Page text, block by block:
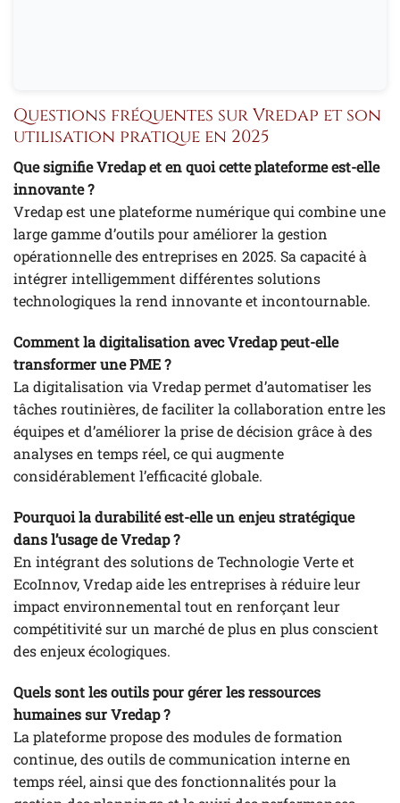
Questions fréquentes sur Vredap et son
utilisation pratique en 2025
Que signifie Vredap et en quoi cette plateforme est-elle
innovante ?
Vredap est une plateforme numérique qui combine une
large gamme d’outils pour améliorer la gestion
opérationnelle des entreprises en 2025. Sa capacité à
intégrer intelligemment différentes solutions
technologiques la rend innovante et incontournable.
Comment la digitalisation avec Vredap peut-elle
transformer une PME ?
La digitalisation via Vredap permet d’automatiser les
tâches routinières, de faciliter la collaboration entre les
équipes et d’améliorer la prise de décision grâce à des
analyses en temps réel, ce qui augmente
considérablement l’efficacité globale.
Pourquoi la durabilité est-elle un enjeu stratégique
dans l’usage de Vredap ?
En intégrant des solutions de Technologie Verte et
EcoInnov, Vredap aide les entreprises à réduire leur
impact environnemental tout en renforçant leur
compétitivité sur un marché de plus en plus conscient
des enjeux écologiques.
Quels sont les outils pour gérer les ressources
humaines sur Vredap ?
La plateforme propose des modules de formation
continue, des outils de communication interne en
temps réel, ainsi que des fonctionnalités pour la